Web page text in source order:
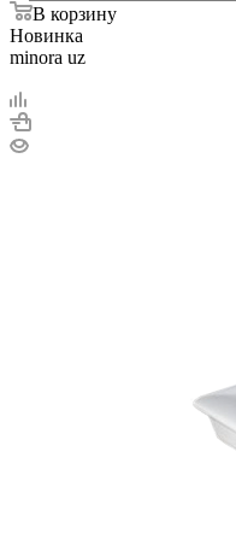
В корзину
Новинка
minora uz